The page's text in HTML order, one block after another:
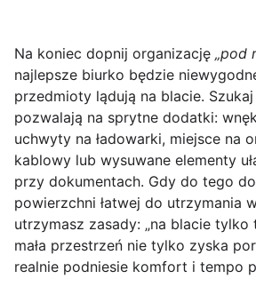
Na koniec dopnij organizację „pod
najlepsze biurko będzie
przedmioty lądują na blacie.
pozwalają na sprytne dodatki:
uchwyty na ładowarki, miejsce na
kablowy lub wysuwane elementy
przy dokumentach. Gdy do tego
powierzchni łatwej do utrzymania
utrzymasz zasady: „na blacie tylko
mała przestrzeń nie tylko zyska
realnie podniesie komfort i tempo